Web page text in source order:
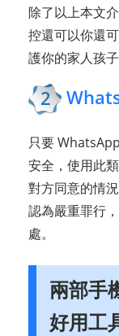
除了以上本文
控還可以你還
護你的家人孩子
2
只要
安全，使用此
對方同意的情
認為嚴重罪行
處。
兩部手
好用工